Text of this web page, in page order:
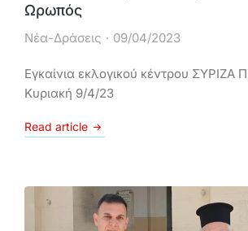
Ωρωπός
Νέα-Δράσεις 09/04/2023
Εγκαίνια εκλογικού κέντρου
Κυριακή 9/4/23
Read article